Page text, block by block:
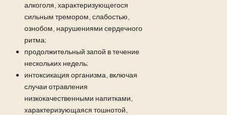
алкоголя, характеризующегося
сильным тремором, слабостью,
ознобом, нарушениями сердечного
ритма;
продолжительный запой в течение
нескольких недель;
интоксикация организма, включая
случаи отравления
низкокачественными напитками,
характеризующаяся тошнотой,